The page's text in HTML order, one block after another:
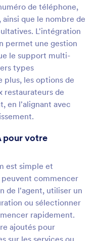
de téléphone,
que le nombre de
L'intégration
permet une gestion
le support multi-
types
plus, les options de
restaurateurs de
en l'alignant avec
pour votre
est simple et
peuvent commencer
de l'agent, utiliser un
ou sélectionner
rapidement.
ajoutés pour
sur les services ou